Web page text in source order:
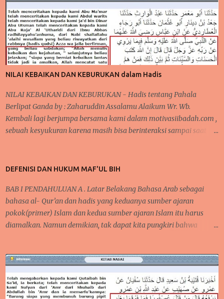
NILAI KEBAIKAN DAN KEBURUKAN dalam Hadis
NILAI KEBAIKAN DAN KEBURUKAN - Hadis tentang Pahala
Berlipat Ganda by : Zaharuddin Assalamu Alaikum Wr. Wb.
Kembali lagi berjumpa bersama kami dalam motivasiibadah.com ,
sebuah kesyukuran karena masih bisa berinteraksi sampai saat
kebaikan dan menjauhkan kita dari jalan keburukan. Pada
konsistensi dalam beribadah, baik dari segi mengontrol mindset
dan niat dalam beribadah, begitupula karena faktor kebiasaan
yang bisa membantu seseorang agar tetap semangat dalam
melaksanakan kebaikan dan bernilai ibadah kepada Allah Swt .
Ketekunan BAGAIMANAKAH ALLAH MEMBALAS KEBAIKAN ITU ?
Semangat dalam melak...
DEFENISI DAN HUKUM MAF'UL BIH
BAB I PENDAHULUAN A . Latar Belakang Bahasa Arab sebagai
bahasa al- Qur’an dan hadis yang keduanya sumber ajaran
pokok(primer) Islam dan kedua sumber ajaran Islam itu harus
diamalkan. Namun demikian, tak dapat kita pungkiri bahwa
mempelajarinya. Karena bahasa Arab mempunyai karakter dan
keistimewaan tersendiri yang berbeda, bahkan mungkin tidak
dimiliki oleh bahasa-bahasa yang lain. Al-Lughah al-‘Arabiyyah
merupakan kata yang menerangkan gaya bahasa arab, sedangkan